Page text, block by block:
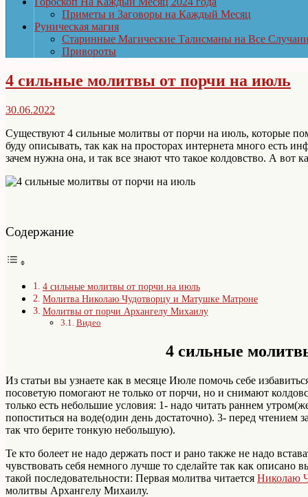
Приметы и Заговоры на Каждый Месяц
Руническая магия
Старинные Магические Талисманы на Все
Привороты
4 сильные молитвы от порчи на июль
30.06.2022
Существуют 4 сильные молитвы от порчи на июль, которые
буду описывать, так как на просторах интернета много есть
зачем нужна она, и так все знают что такое колдовство. А вот
Содержание
4 сильные молитвы от порчи на июль
Молитва Николаю Чудотворцу и Матушке Матроне
Молитвы от порчи Архангелу Михаилу
Видео
4 сильные
Из статьи вы узнаете как в месяце Июле помочь себе
посоветую помогают не только от порчи, но и снимают
только есть небольшие условия: 1- надо читать раннем
попоститься на воде(один день достаточно). 3- перед чтением
так что берите тонкую небольшую).
Те кто болеет не надо держать пост и рано также не надо
чувствовать себя немного лучше то сделайте так как
такой последовательности: Первая молитва читается Николаю
молитвы Архангелу Михаилу.